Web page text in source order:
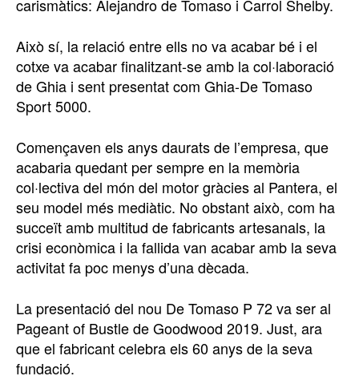
carismàtics: Alejandro de Tomaso i Carrol Shelby.
Això sí, la relació entre ells no va acabar bé i el
cotxe va acabar finalitzant-se amb la col·laboració
de Ghia i sent presentat com Ghia-De Tomaso
Sport 5000.
Començaven els anys daurats de l’empresa, que
acabaria quedant per sempre en la memòria
col·lectiva del món del motor gràcies al Pantera, el
seu model més mediàtic. No obstant això, com ha
succeït amb multitud de fabricants artesanals, la
crisi econòmica i la fallida van acabar amb la seva
activitat fa poc menys d’una dècada.
La presentació del nou De Tomaso P 72 va ser al
Pageant of Bustle de Goodwood 2019. Just, ara
que el fabricant celebra els 60 anys de la seva
fundació.